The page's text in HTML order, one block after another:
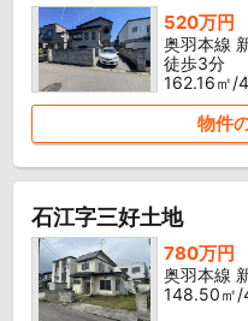
520万円
奥羽本線
徒歩3分
162.16㎡/
物件
石江字三好土地
780万円
奥羽本線
148.50㎡/